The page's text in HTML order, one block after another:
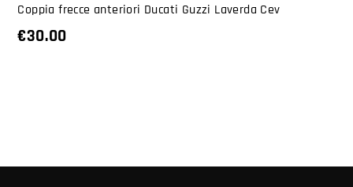
Coppia frecce anteriori Ducati Guzzi Laverda Cev
€30.00